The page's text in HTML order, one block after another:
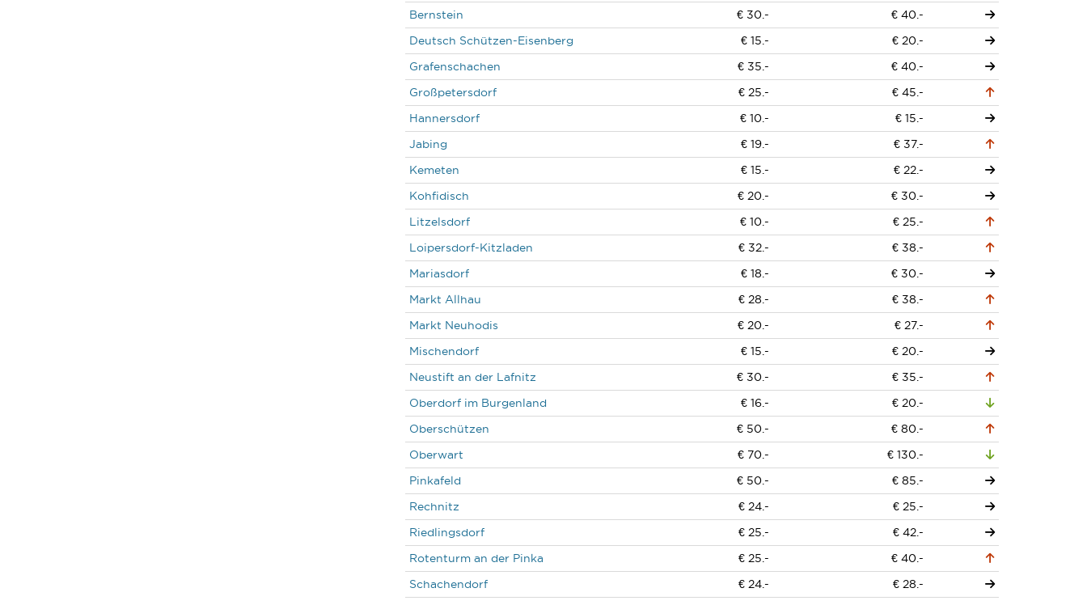
Bernstein
€ 30.-
€ 40.-
Deutsch Schützen-Eisenberg
€ 15.-
€ 20.-
Grafenschachen
€ 35.-
€ 40.-
Großpetersdorf
€ 25.-
€ 45.-
Hannersdorf
€ 10.-
€ 15.-
Jabing
€ 19.-
€ 37.-
Kemeten
€ 15.-
€ 22.-
Kohfidisch
€ 20.-
€ 30.-
Litzelsdorf
€ 10.-
€ 25.-
Loipersdorf-Kitzladen
€ 32.-
€ 38.-
Mariasdorf
€ 18.-
€ 30.-
Markt Allhau
€ 28.-
€ 38.-
Markt Neuhodis
€ 20.-
€ 27.-
Mischendorf
€ 15.-
€ 20.-
Neustift an der Lafnitz
€ 30.-
€ 35.-
Oberdorf im Burgenland
€ 16.-
€ 20.-
Oberschützen
€ 50.-
€ 80.-
Oberwart
€ 70.-
€ 130.-
Pinkafeld
€ 50.-
€ 85.-
Rechnitz
€ 24.-
€ 25.-
Riedlingsdorf
€ 25.-
€ 42.-
Rotenturm an der Pinka
€ 25.-
€ 40.-
Schachendorf
€ 24.-
€ 28.-